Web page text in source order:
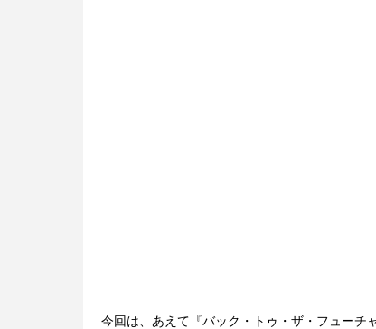
今回は、あえて『バック・トゥ・ザ・フューチ